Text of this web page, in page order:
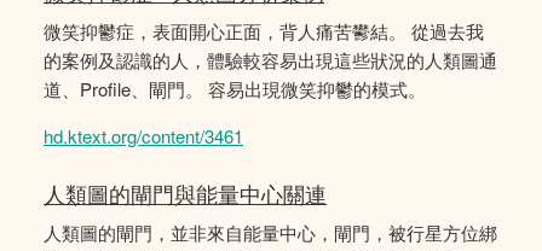
微笑抑鬱症，表面開心正面，背人痛苦鬰結。 從過去我
的案例及認識的人，體驗較容易出現這些狀況的人類圖通
道、Profile、閘門。 容易出現微笑抑鬱的模式。
hd.ktext.org/content/3461
人類圖的閘門與能量中心關連
人類圖的閘門，並非來自能量中心，閘門，被行星方位綁